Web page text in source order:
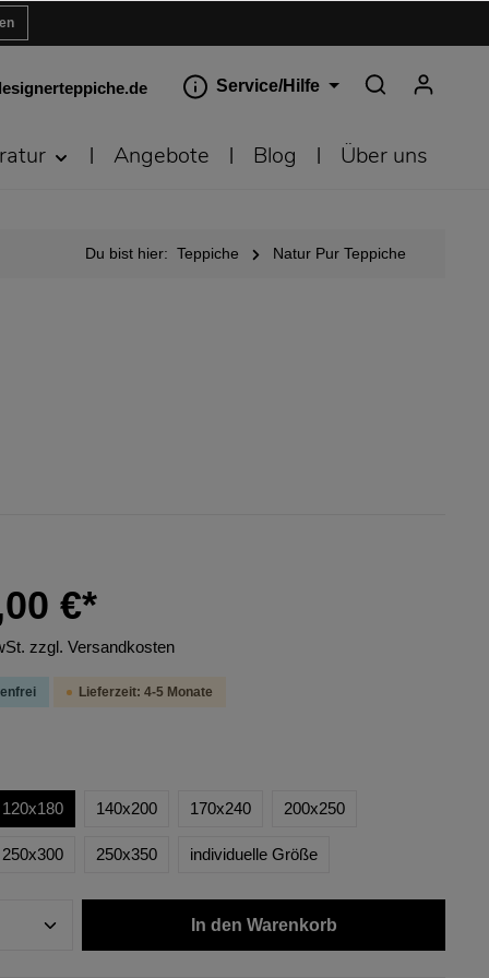
Service/Hilfe
Angebote Blog Über uns
Du bist hier: Teppiche Natur Pur Teppiche
€*
zzgl. Versandkosten
Lieferzeit: 4-5 Monate
120x180 140x200 170x240 200x250
250x300 250x350 individuelle Größe
In den Warenkorb